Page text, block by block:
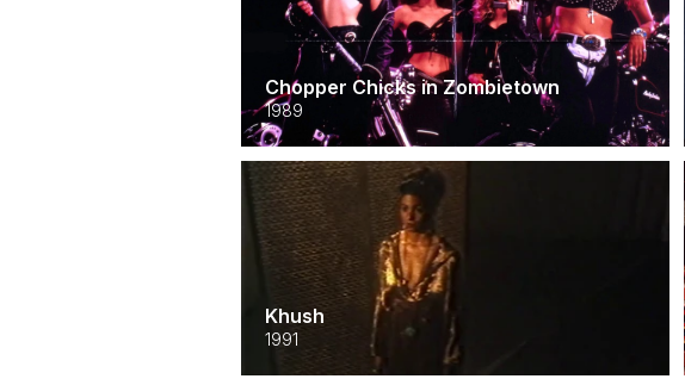
Chopper Chicks in Zombietown
1989
Khush
1991